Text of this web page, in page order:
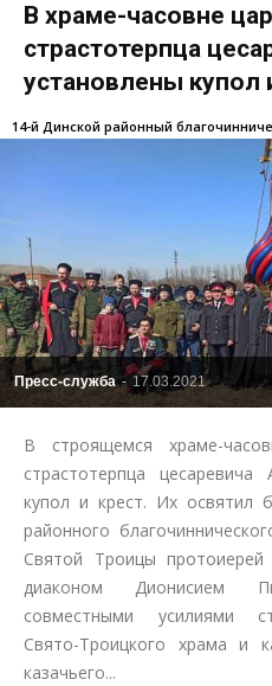
В храме-часовне
страстотерпца
установлены купол
Пресс-служба - 17.03.2021
14-й Динской районный
В строящемся храме-
страстотерпца
купол и крест. Их освятил
районного
Святой Троицы
диаконом Дионисием
совместными усилиями
Свято-Троицкого храма и
казачьего...